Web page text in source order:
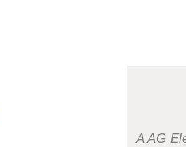
A AG